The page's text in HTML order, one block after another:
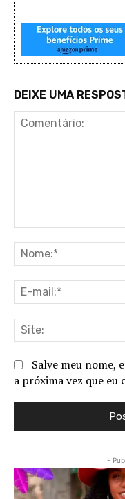
DEIXE UMA
Salve meu nome,
a próxima vez que eu
-